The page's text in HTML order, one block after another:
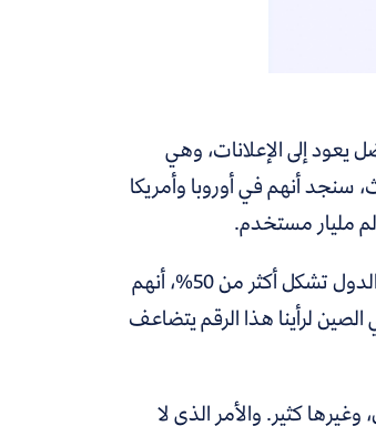
دولار. والفضل يعود إلى الإعلانات، وهي
سنجد أنهم في أوروبا وأمريكا
لم أوفق في العثور على تفاصيل الدخل حسب القارة، لكن سأفترض بحكم أن آسيا وبقية الدول تشكل أكثر من 50%، أنهم
لرأينا هذا الرقم يتضاعف
كثير. والأمر الذي لا